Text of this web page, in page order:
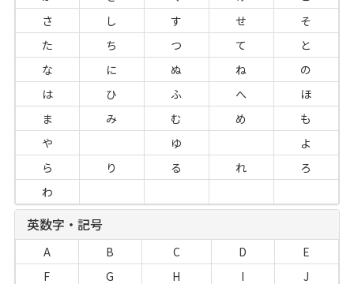
さ
し す せ
そ
た
ち つ て
と
な
に ぬ ね
の
は
ひ ふ へ
ほ
ま
み む め
も
や
ゆ
よ
ら
り る れ
ろ
わ
英数字・記号
A B C D
E
F
G H I
J